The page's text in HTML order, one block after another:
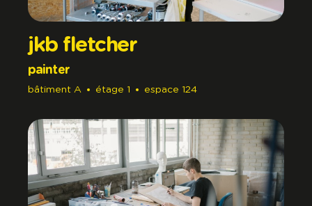
jkb fletcher
painter
bâtiment A étage 1 espace 124